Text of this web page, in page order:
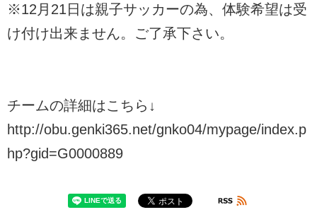
※12月21日は親子サッカーの為、体験希望は受
け付け出来ません。ご了承下さい。
チームの詳細はこちら↓
http://obu.genki365.net/gnko04/mypage/index.p
hp?gid=G0000889